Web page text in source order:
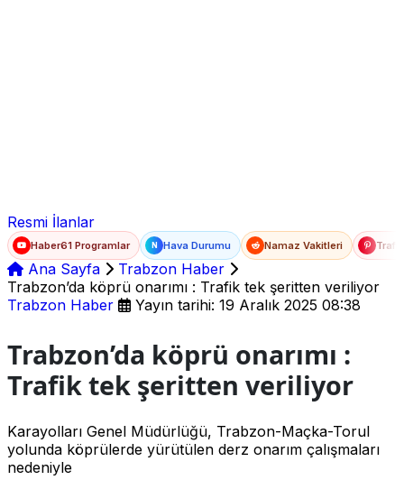
Resmi İlanlar
Haber61 Programlar N Hava Durumu Namaz Vakitleri
Ana Sayfa
Trabzon Haber
Trabzon’da köprü onarımı : Trafik tek şeritten veriliyor
Trabzon Haber
Yayın tarihi: 19 Aralık 2025 08:38
Trabzon’da köprü onarımı :
Trafik tek şeritten veriliyor
Karayolları Genel Müdürlüğü, Trabzon-Maçka-Torul
yolunda köprülerde yürütülen derz onarım çalışmaları
nedeniyle